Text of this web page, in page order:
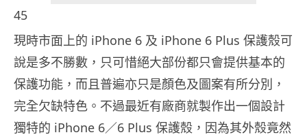
45
現時市面上的 iPhone 6 及 iPhone 6 Plus 保護殼可
說是多不勝數，只可惜絕大部份都只會提供基本的
保護功能，而且普遍亦只是顏色及圖案有所分別，
完全欠缺特色。不過最近有廠商就製作出一個設計
獨特的 iPhone 6／6 Plus 保護殼，因為其外殼竟然